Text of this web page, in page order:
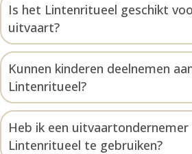
Is het Lintenritueel geschikt
uitvaart?
Kunnen kinderen deelnemen
Lintenritueel?
Heb ik een
Lintenritueel te gebruiken?